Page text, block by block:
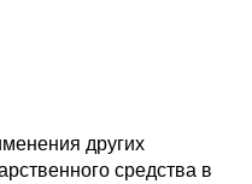
других
средства в